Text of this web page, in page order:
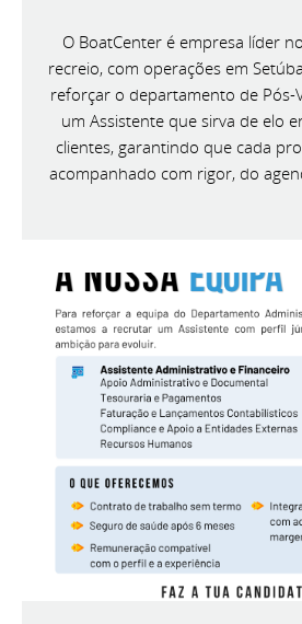
O BoatCenter é empresa líder
recreio, com operações em
reforçar o departamento de Pós-
um Assistente que sirva de elo
clientes, garantindo que cada
acompanhado com rigor, do